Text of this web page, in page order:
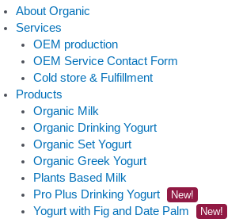
About Organic
Services
OEM production
OEM Service Contact Form
Cold store & Fulfillment
Products
Organic Milk
Organic Drinking Yogurt
Organic Set Yogurt
Organic Greek Yogurt
Plants Based Milk
Pro Plus Drinking Yogurt
New!
Yogurt with Fig and Date Palm New!